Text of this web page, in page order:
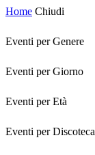
Home Chiudi
Eventi per Genere
Eventi per Giorno
Eventi per Età
Eventi per Discoteca